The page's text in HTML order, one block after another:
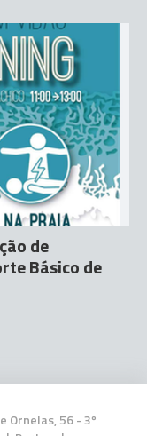
de
Básico de
Ornelas, 56 - 3º